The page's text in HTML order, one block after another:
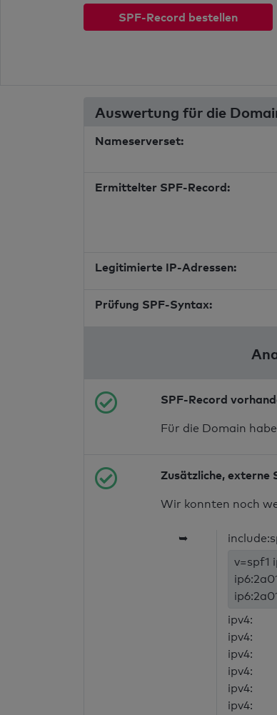
SPF-Record bestellen
Auswertung für die
Nameserverset:
Ermittelter SPF-Record:
Legitimierte IP-Adressen:
Prüfung SPF-Syntax:
SPF-Record
Für die Domain
Zusätzliche, externe
Wir konnten noch
➥
v=spf1
ipv4:
ipv4:
ipv4:
ipv4:
ipv4:
ipv4: